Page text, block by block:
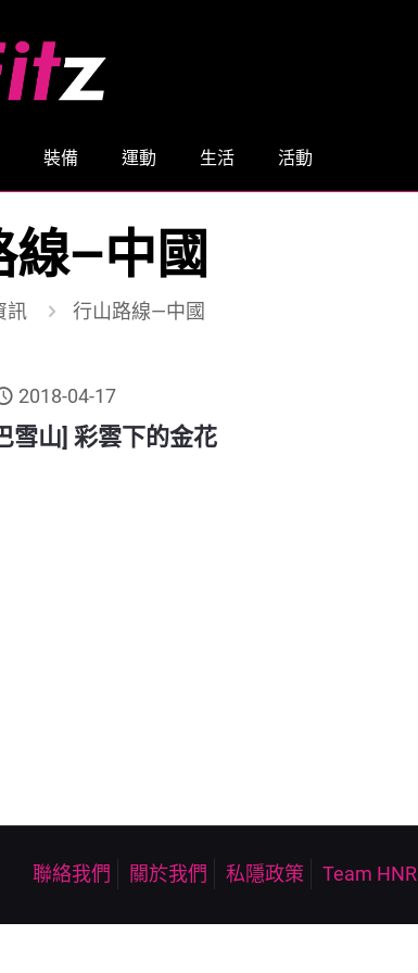
裝備 運動 生活 活動
線—中國
訊 行山路線—中國
2018-04-17
雪山] 彩雲下的金花
聯絡我們 關於我們 私隱政策 Team HNR